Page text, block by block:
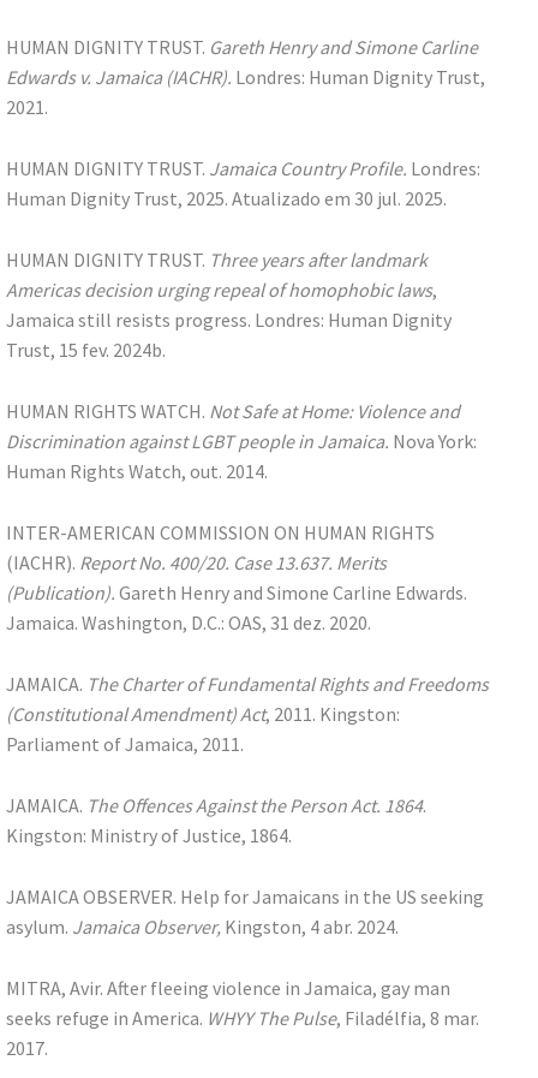
HUMAN DIGNITY TRUST. Gareth Henry and Simone Carline
Edwards v. Jamaica (IACHR). Londres: Human Dignity Trust,
2021.
HUMAN DIGNITY TRUST. Jamaica Country Profile. Londres:
Human Dignity Trust, 2025. Atualizado em 30 jul. 2025.
HUMAN DIGNITY TRUST. Three years after landmark
Americas decision urging repeal of homophobic laws,
Jamaica still resists progress. Londres: Human Dignity
Trust, 15 fev. 2024b.
HUMAN RIGHTS WATCH. Not Safe at Home: Violence and
Discrimination against LGBT people in Jamaica. Nova York:
Human Rights Watch, out. 2014.
INTER-AMERICAN COMMISSION ON HUMAN RIGHTS
(IACHR). Report No. 400/20. Case 13.637. Merits
(Publication). Gareth Henry and Simone Carline Edwards.
Jamaica. Washington, D.C.: OAS, 31 dez. 2020.
JAMAICA. The Charter of Fundamental Rights and Freedoms
(Constitutional Amendment)Act, 2011. Kingston:
Parliament of Jamaica, 2011.
JAMAICA. The Offences Against the Person Act. 1864.
Kingston: Ministry of Justice, 1864.
JAMAICA OBSERVER. Help for Jamaicans in the US seeking
asylum. Jamaica Observer, Kingston, 4 abr. 2024.
MITRA, Avir. After fleeing violence in Jamaica, gay man
seeks refuge in America. WHYY The Pulse, Filadélfia, 8 mar.
2017.